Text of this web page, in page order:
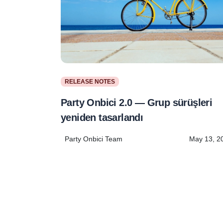
RELEASE NOTES
Party Onbici 2.0 — Grup sürüşleri
yeniden tasarlandı
Party Onbici Team May 13,